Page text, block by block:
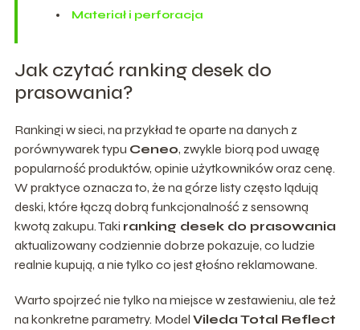
Materiał i perforacja
Jak czytać ranking desek do
prasowania?
Rankingi w sieci, na przykład te oparte na danych z
porównywarek typu Ceneo, zwykle biorą pod uwagę
popularność produktów, opinie użytkowników oraz cenę.
W praktyce oznacza to, że na górze listy często lądują
deski, które łączą dobrą funkcjonalność z sensowną
kwotą zakupu. Taki ranking desek do prasowania
aktualizowany codziennie dobrze pokazuje, co ludzie
realnie kupują, a nie tylko co jest głośno reklamowane.
Warto spojrzeć nie tylko na miejsce w zestawieniu, ale też
na konkretne parametry. Model Vileda Total Reflect